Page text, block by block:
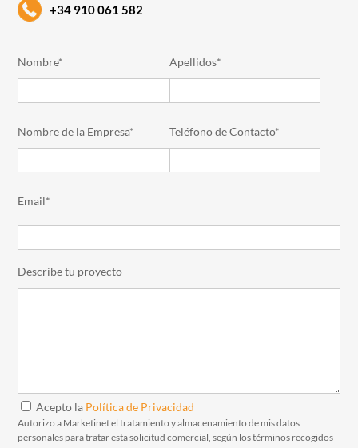
+34 910 061 582
Nombre* Apellidos*
Nombre de la Empresa* Teléfono de Contacto*
Email*
Describe tu proyecto
Acepto la Política de Privacidad
Autorizo a Marketinet el tratamiento y almacenamiento de mis datos
personales para tratar esta solicitud comercial, según los términos recogidos